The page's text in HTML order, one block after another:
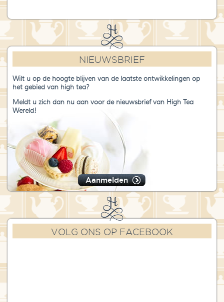
NIEUWSBRIEF
Wilt u op de hoogte blijven van de laatste ontwikkelingen op
het gebied van high tea?
Meldt u zich dan nu aan voor de nieuwsbrief van High Tea
Wereld!
Aanmelden
VOLG ONS OP FACEBOOK